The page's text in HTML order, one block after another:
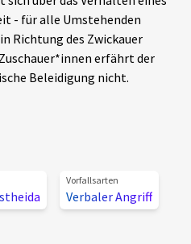
- für alle Umstehenden
Richtung des Zwickauer
erfährt der
Beleidigung nicht.
Vorfallsarten
Verbaler Angriff